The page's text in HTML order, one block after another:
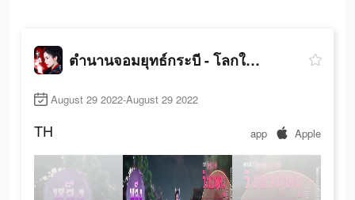
ตำนานจอมยุทธ์กระบี - โลกใหม่
August 29 2022-August 29 2022
TH app Apple